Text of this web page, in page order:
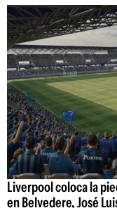
Liverpool coloca la
en Belvedere, José